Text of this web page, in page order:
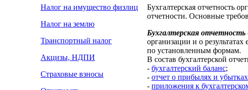
Налог на имущество физлиц
Налог на землю
Транспортный налог
Акцизы, НДПИ
Страховые взносы
Бухгалтерская отчетность
отчетности. Основные
Бухгалтерская отчетность
организации и о результатах
по установленным формам.
В состав бухгалтерской
- бухгалтерский баланс;
- отчет о прибылях и убытках
- приложения к